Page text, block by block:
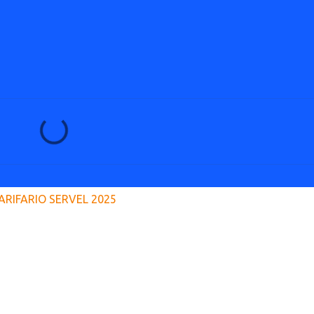
SERVEL 2025